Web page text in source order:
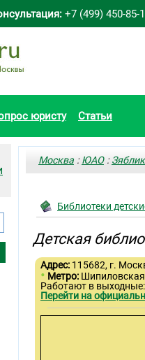
+7 (499) 450-85-
юристу Статьи
Москва :ЮАО:
Библиотеки
Детская
Адрес: 115682, г.
• Метро:
Работают в
Перейти на